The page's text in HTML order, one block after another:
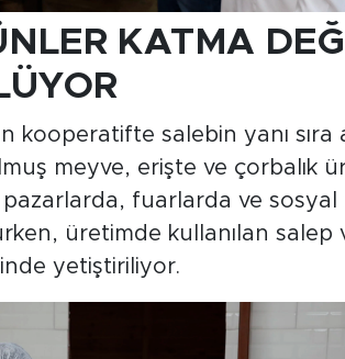
KATMA
kooperatifte salebin yanı sıra
meyve, erişte ve çorbalık
fuarlarda ve sosyal
üretimde kullanılan salep
yetiştiriliyor.